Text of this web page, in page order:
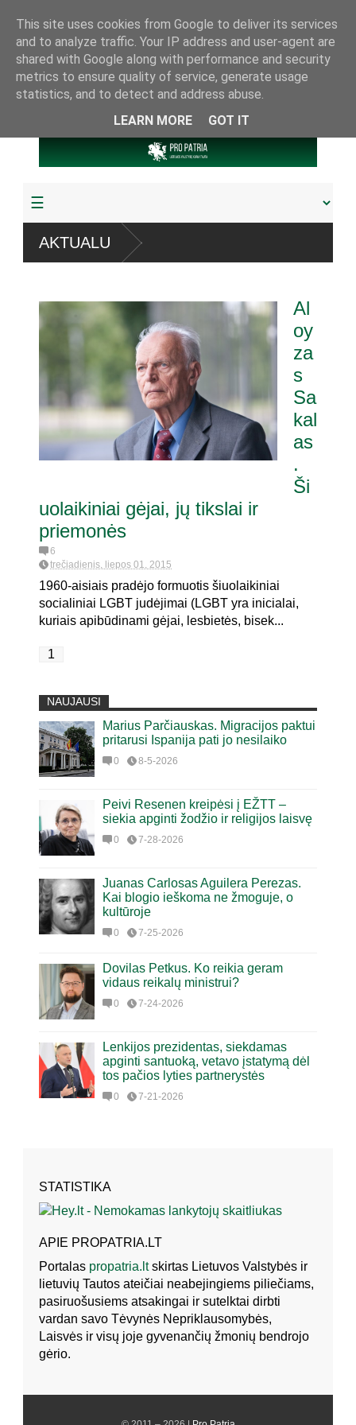
AKTUALU
referendumu
pat. referendumui dėl
Al
oy
za
s
Sa
kal
as
.
Ši
uolaikiniai gėjai, jų tikslai ir
priemonės
6
trečiadienis, liepos 01, 2015
1960-aisiais pradėjo formuotis šiuolaikiniai
socialiniai LGBT judėjimai (LGBT yra inicialai,
kuriais apibūdinami gėjai, lesbietės, bisek...
1
NAUJAUSI
Marius Parčiauskas. Migracijos paktui
pritarusi Ispanija pati jo nesilaiko
0 8-5-2026
Peivi Resenen kreipėsi į EŽTT –
siekia apginti žodžio ir religijos laisvę
0 7-28-2026
Juanas Carlosas Aguilera Perezas.
Kai blogio ieškoma ne žmoguje, o
kultūroje
0 7-25-2026
Dovilas Petkus. Ko reikia geram
vidaus reikalų ministrui?
0 7-24-2026
Lenkijos prezidentas, siekdamas
apginti santuoką, vetavo įstatymą dėl
tos pačios lyties partnerystės
0 7-21-2026
STATISTIKA
APIE PROPATRIA.LT
Portalas propatria.ltskirtas Lietuvos Valstybės ir
lietuvių Tautos ateičiai neabejingiems piliečiams,
pasiruošusiems atsakingai ir sutelktai dirbti
vardan savo Tėvynės Nepriklausomybės,
Laisvės ir visų joje gyvenančių žmonių bendrojo
gėrio.
This site uses cookies from Google to deliver its services
and to analyze traffic. Your IP address and user-agent are
shared with Google along with performance and security
metrics to ensure quality of service, generate usage
statistics, and to detect and address abuse.
LEARN MORE
GOT IT